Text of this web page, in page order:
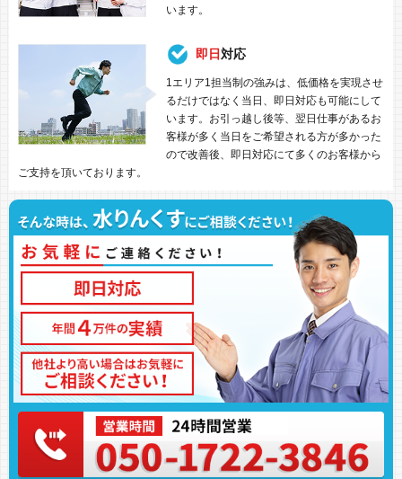
います。
即日対応
1エリア1担当制の強みは、低価格を実現させ
るだけではなく当日、即日対応も可能にして
います。お引っ越し後等、翌日仕事があるお
客様が多く当日をご希望される方が多かった
ので改善後、即日対応にて多くのお客様から
ご支持を頂いております。